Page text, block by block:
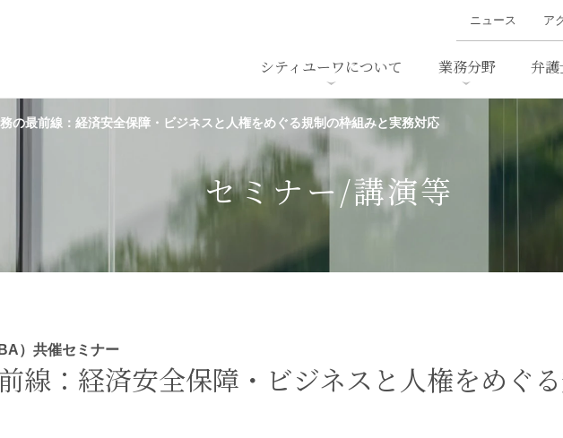
シティユーワについて
沿革
業務分野
M&A
独占禁止法
ライフサイエンス・製薬
ファッション・小売 物流・運送 ホテル・レ
弁
名前から探す セミナー/講演等 ニューズレ
法律用語集
スタッフ採用
ニュース ア
の最前線：経済安全保障・ビジネスと人権をめぐる規制の枠組みと実務対応
セミナー/講演等
）共催セミナー
線：経済安全保障・ビジネスと人権をめぐ